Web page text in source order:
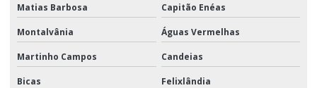
Matias Barbosa Capitão Enéas
Montalvânia Águas Vermelhas
Martinho Campos Candeias
Bicas Felixlândia